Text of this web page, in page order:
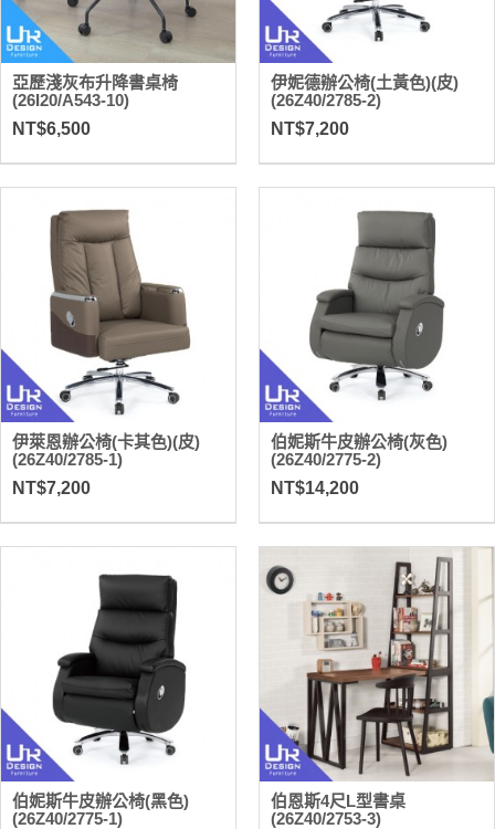
亞歷淺灰布升降書桌椅
(26I20/A543-10)
NT$6,500
伊妮德辦公椅(土黃色)(皮)
(26Z40/2785-2)
NT$7,200
伊萊恩辦公椅(卡其色)(皮)
(26Z40/2785-1)
NT$7,200
伯妮斯牛皮辦公椅(灰色)
(26Z40/2775-2)
NT$14,200
伯妮斯牛皮辦公椅(黑色)
(26Z40/2775-1)
伯恩斯4尺L型書桌
(26Z40/2753-3)